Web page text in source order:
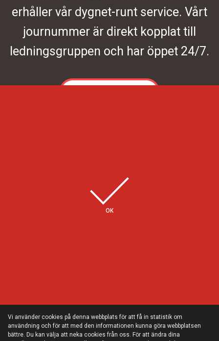
erhåller vår dygnet-runt service. Vårt
journummer är direkt kopplat till
ledningsgruppen och har öppet 24/7.
Några av våra kunder
Vi använder cookies på denna webbplats för att få in statistik om
användning och för att med den informationen kunna göra webbplatsen
bättre. Du kan välja att neka cookies från oss. För att ändra dina
OK